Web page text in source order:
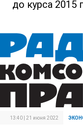
до курса 2015
13:40 | 21 июня 2022